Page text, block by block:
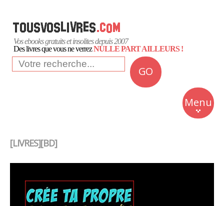
Vos ebooks gratuits et insolites depuis 2007
Des livres que vous ne verrezNULLE PART AILLEURS !
GO
Menu
Insolite
Business
[LIVRES][BD]